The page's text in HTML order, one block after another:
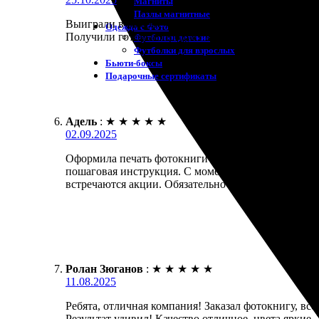
Пазлы магнитные
Одежда с Фото
Футболки детские
Футболки для взрослых
Бьюти-боксы
Подарочные сертификаты
Выиграли в выборе компании для печати. Создали
Получили готовый продукт в срок и без проблем.
Адель : ★ ★ ★ ★ ★
02.09.2025
Оформила печать фотокниги «Премиум». Очень
пошаговая инструкция. С момента оформления до
встречаются акции. Обязательно закажу снова.
Ролан Зюганов : ★ ★ ★ ★ ★
11.08.2025
Ребята, отличная компания! Заказал фотокнигу,